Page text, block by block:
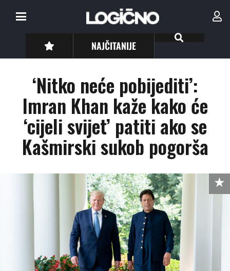
NAJČITANIJE
‘Nitko neće pobijediti’:
Imran Khan kaže kako će
‘cijeli svijet’ patiti ako se
Kašmirski sukob pogorša